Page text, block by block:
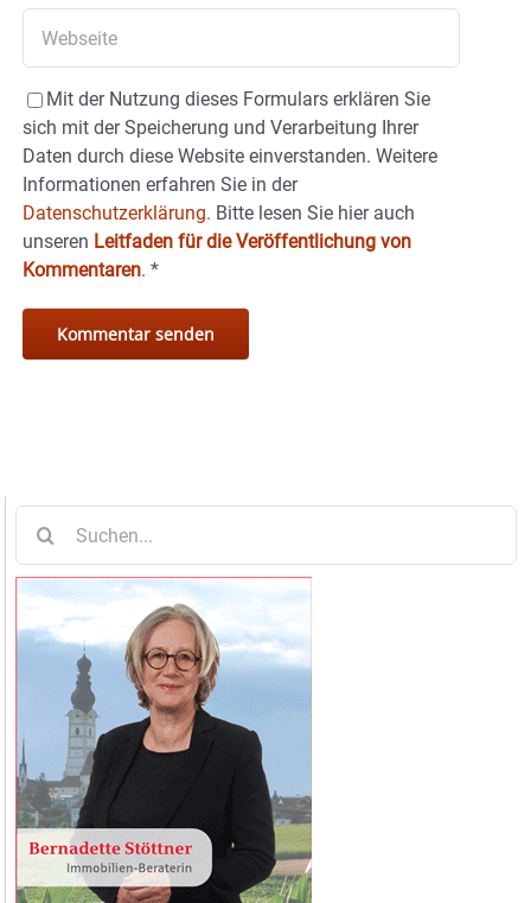
Mit der Nutzung dieses Formulars erklären Sie
sich mit der Speicherung und Verarbeitung Ihrer
Daten durch diese Website einverstanden. Weitere
Informationen erfahren Sie in der
Datenschutzerklärung. Bitte lesen Sie hier auch
unseren Leitfaden für die Veröffentlichung von
Kommentaren. *
nach: